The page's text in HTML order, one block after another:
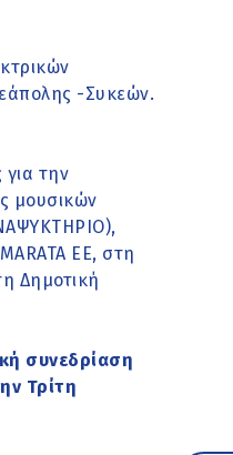
-Συκεών.
την
μουσικών
EE, στη
Δημοτική
συνεδρίαση
Τρίτη